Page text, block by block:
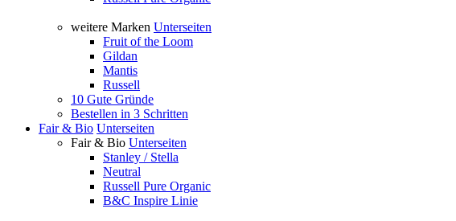
weitere Marken Unterseiten
Fruit of the Loom
Gildan
Mantis
Russell
10 Gute Gründe
Bestellen in 3 Schritten
Fair & Bio Unterseiten
Fair & Bio Unterseiten
Stanley / Stella
Neutral
Russell Pure Organic
B&C Inspire Linie